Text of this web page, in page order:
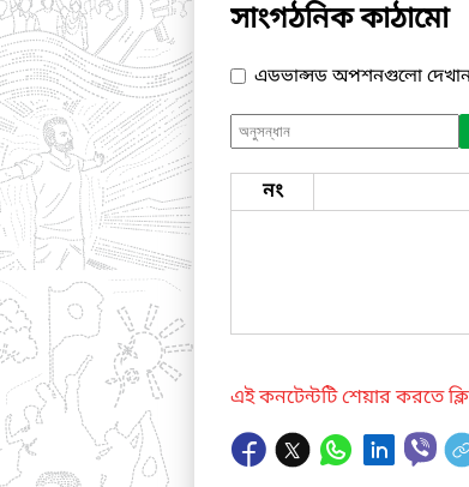
সাংগঠনিক কাঠামো
এডভান্সড অপশনগুলো
নং
এই কনটেন্টটি শেয়ার করতে